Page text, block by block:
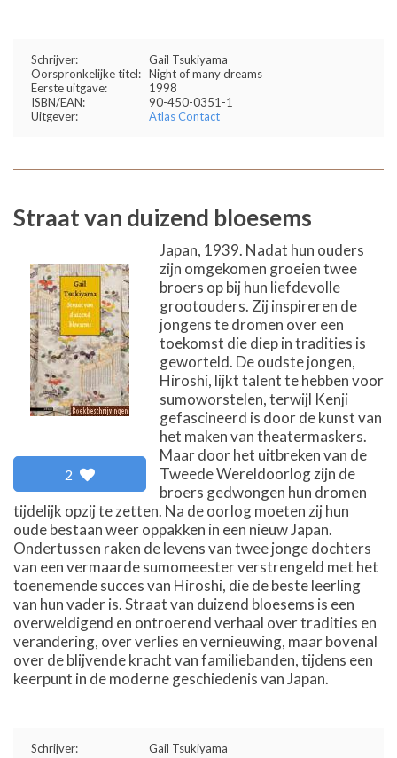
Schrijver:
Gail Tsukiyama
Oorspronkelijke titel: Night of many dreams
Eerste uitgave:
1998
ISBN/EAN:
90-450-0351-1
Uitgever:
Atlas Contact
Straat van duizend bloesems
2
Japan, 1939. Nadat hun ouders
zijn omgekomen groeien twee
broers op bij hun liefdevolle
grootouders. Zij inspireren de
jongens te dromen over een
toekomst die diep in tradities is
geworteld. De oudste jongen,
Hiroshi, lijkt talent te hebben voor
sumoworstelen, terwijl Kenji
gefascineerd is door de kunst van
het maken van theatermaskers.
Maar door het uitbreken van de
Tweede Wereldoorlog zijn de
broers gedwongen hun dromen
tijdelijk opzij te zetten. Na de oorlog moeten zij hun
oude bestaan weer oppakken in een nieuw Japan.
Ondertussen raken de levens van twee jonge dochters
van een vermaarde sumomeester verstrengeld met het
toenemende succes van Hiroshi, die de beste leerling
van hun vader is. Straat van duizend bloesems is een
overweldigend en ontroerend verhaal over tradities en
verandering, over verlies en vernieuwing, maar bovenal
over de blijvende kracht van familiebanden, tijdens een
keerpunt in de moderne geschiedenis van Japan.
Schrijver:
Gail Tsukiyama